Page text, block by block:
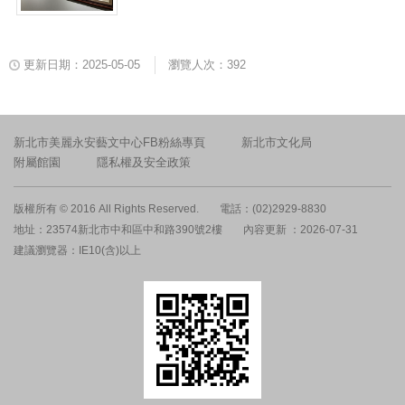
更新日期：2025-05-05 瀏覽人次：392
新北市美麗永安藝文中心FB粉絲專頁
新北市文化局
附屬館園
隱私權及安全政策
版權所有 © 2016 All Rights Reserved.
電話：(02)2929-8830
地址：23574新北市中和區中和路390號2樓
內容更新 ：2026-07-31
建議瀏覽器：IE10(含)以上